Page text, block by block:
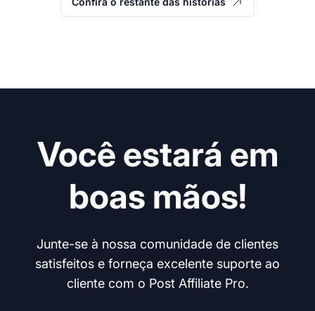
Você estará em
boas mãos!
Junte-se à nossa comunidade de clientes
satisfeitos e forneça excelente suporte ao
cliente com o Post Affiliate Pro.